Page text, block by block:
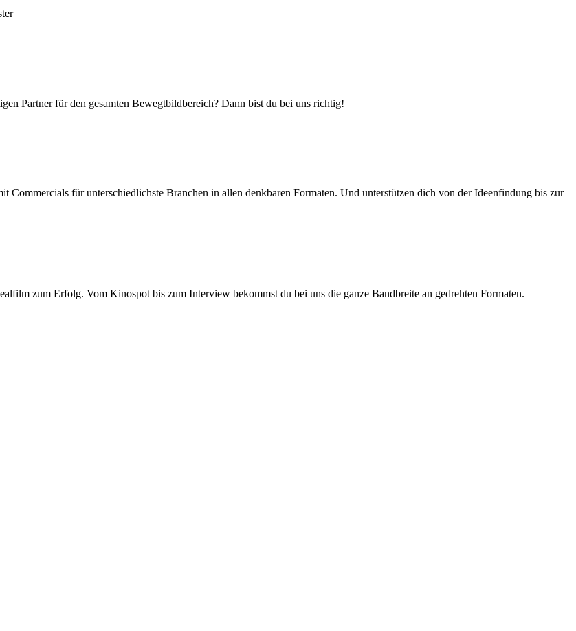
Partner für den gesamten Bewegtbildbereich? Dann bist du bei uns richtig!
für unterschiedlichste Branchen in allen denkbaren Formaten. Und unterstützen dich von der Ideenfindung bis zur
zum Erfolg. Vom Kinospot bis zum Interview bekommst du bei uns die ganze Bandbreite an gedrehten Formaten.